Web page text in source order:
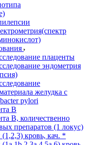
плаценты
эндометрия
желудка с
pylori
B
B, количественно
препаратов (1 локус)
кровь, кач. *